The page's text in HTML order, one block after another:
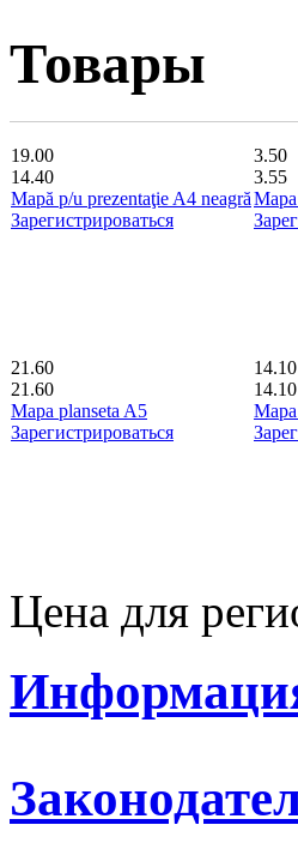
Товары
19.00
14.40
Mapă p/u prezentaţie A4 neagră
Зарегистрироваться
3.50
3.55
21.60
21.60
Mapa planseta A5
Зарегистрироваться
14.10
14.10
Цена для